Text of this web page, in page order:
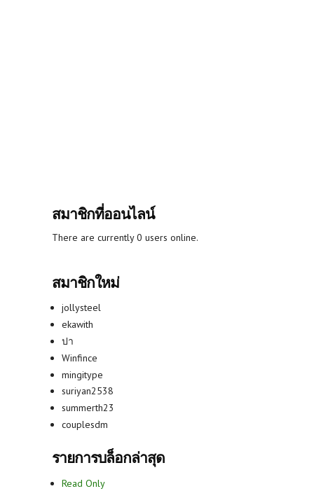
สมาชิกที่ออนไลน์
There are currently 0 users online.
สมาชิกใหม่
jollysteel
ekawith
ปา
Winfince
mingitype
suriyan2538
summerth23
couplesdm
รายการบล็อกล่าสุด
Read Only